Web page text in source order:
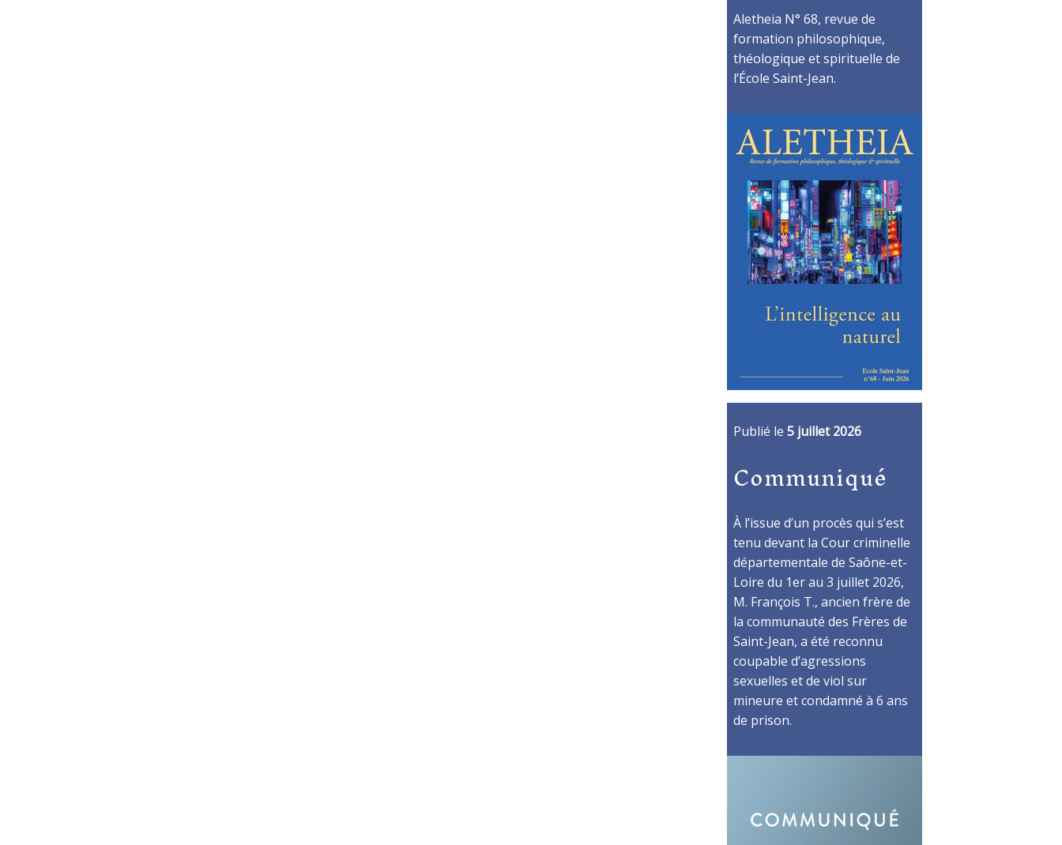
Aletheia N° 68, revue de
formation philosophique,
théologique et spirituelle de
l’École Saint-Jean.
Publié le 5 juillet 2026
Communiqué
À l’issue d’un procès qui s’est
tenu devant la Cour criminelle
départementale de Saône-et-
Loire du 1er au 3 juillet 2026,
M. François T., ancien frère de
la communauté des Frères de
Saint-Jean, a été reconnu
coupable d’agressions
sexuelles et de viol sur
mineure et condamné à 6 ans
de prison.